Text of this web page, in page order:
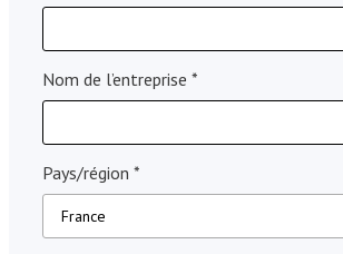
Nom de l’entreprise *
Pays/région *
France